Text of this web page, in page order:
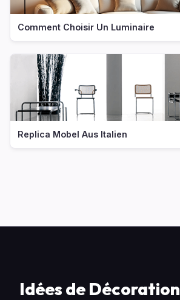
Comment Choisir Un Luminaire
Replica Mobel Aus Italien
Idées de Décoration